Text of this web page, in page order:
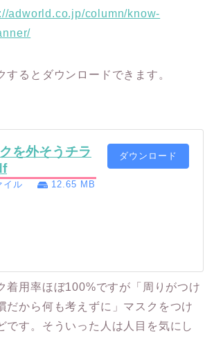
adworld.co.jp/column/know-
するとダウンロードできます。
を外そうチラ
イル 12.65 MB
ダウンロード
着用率ほぼ100%ですが「周りがつけ
だから何も考えずに」マスクをつけ
です。そういった人は人目を気にし